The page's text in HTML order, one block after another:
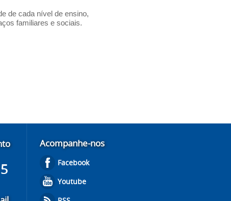
de cada nível de ensino,
familiares e sociais.
Acompanhe-nos
Facebook
Youtube